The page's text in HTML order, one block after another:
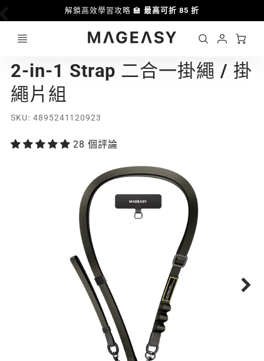
解鎖高效學習攻略 🏫 最高可折 85 折
Account
Login
MAGEASY
2-in-1 Strap 二合一掛繩 / 掛
繩片組
SKU 4895241120923
28 個評論